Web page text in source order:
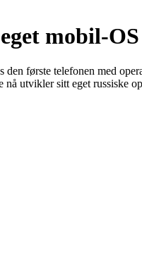
mobil-OS
første telefonen med
utvikler sitt eget russiske